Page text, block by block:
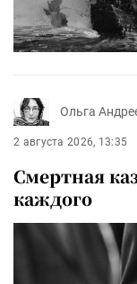
Ольга
2 августа 2026, 13:35
Смертная
каждого